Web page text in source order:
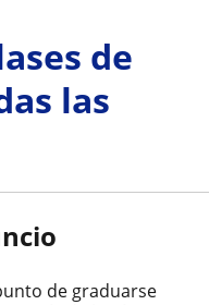
de
las
de graduarse